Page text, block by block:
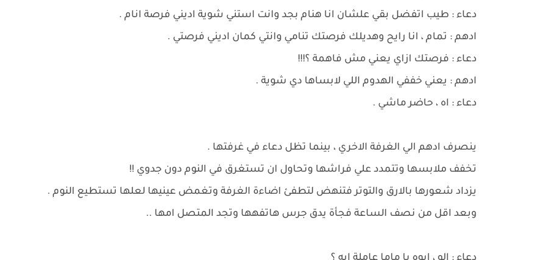
دعاء : طيب اتفضل بقي علشان انا هنام بجد وانت استني شوية اديني فرصة انام .
ادهم : تمام ، انا رايح وهديلك فرصتك تنامي وانتي كمان اديني فرصتي .
دعاء : فرصتك ازاي يعني مش فاهمة ؟!!!
ادهم : يعني خففي الهدوم اللي لابساها دي شوية .
دعاء : اه ، حاضر ماشي .
ينصرف ادهم الي الغرفة الاخري ، بينما تظل دعاء في غرفتها .
تخفف ملابسها وتتمدد علي فراشها وتحاول ان تستغرق في النوم دون جدوي !!
يزداد شعورها بالارق والتوتر فتنهض لتطفئ اضاءة الغرفة وتغمض عينيها لعلها تستطيع النوم .
وبعد اقل من نصف الساعة فجأة يدق جرس هاتفهها وتجد المتصل امها ..